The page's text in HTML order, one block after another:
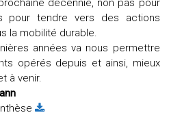
pour tendre vers des actions
la mobilité durable.
années va nous permettre
opérés depuis et ainsi, mieux
à venir.